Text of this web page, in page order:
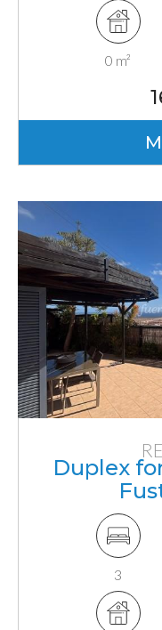
0 m²
Duplex
3